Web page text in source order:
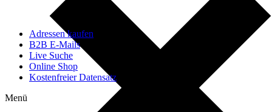
Adressen kaufen
B2B E-Mails
Live Suche
Online Shop
Kostenfreier Datensatz
Menü